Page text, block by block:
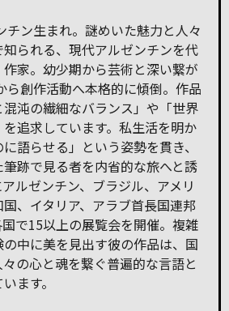
チン生まれ。謎めいた魅力と人々
られる、現代アルゼンチンを代
家。幼少期から芸術と深い繋が
ら創作活動へ本格的に傾倒。作品
沌の繊細なバランス」や「世界
追求しています。私生活を明か
語らせる」という姿勢を貫き、
跡で見る者を内省的な旅へと誘
ルゼンチン、ブラジル、アメリ
、イタリア、アラブ首長国連邦
国で15以上の展覧会を開催。複雑
中に美を見出す彼の作品は、国
の心と魂を繋ぐ普遍的な言語と
ます。